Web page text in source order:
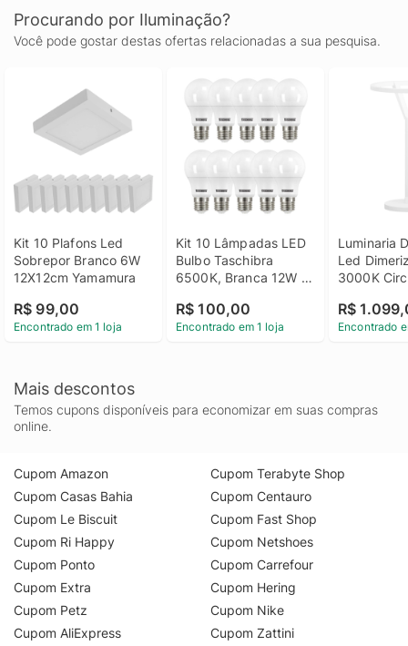
Procurando por Iluminação?
Você pode gostar destas ofertas relacionadas a sua pesquisa.
Kit 10 Plafons Led
Sobrepor Branco 6W
12X12cm Yamamura
R$ 99,00
Encontrado em 1 loja
Kit 10 Lâmpadas LED
Bulbo Taschibra
6500K, Branca 12W
R$ 100,00
Encontrado em 1 loja
Luminaria
Led
3000K
R$
Encontrado
Mais descontos
Temos cupons disponíveis para economizar em suas compras
online.
Cupom Amazon
Cupom Casas Bahia
Cupom Le Biscuit
Cupom Ri Happy
Cupom Ponto
Cupom Extra
Cupom Petz
Cupom AliExpress
Cupom Terabyte Shop
Cupom Centauro
Cupom Fast Shop
Cupom Netshoes
Cupom Carrefour
Cupom Hering
Cupom Nike
Cupom Zattini